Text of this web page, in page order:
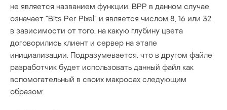
не является названием функции. BPP в данном случае
означает “Bits Per Pixel” и является числом 8, 16 или 32
в зависимости от того, на какую глубину цвета
договорились клиент и сервер на этапе
инициализации. Подразумевается, что в другом файле
разработчик будет использовать данный файл как
вспомогательный в своих макросах следующим
образом: